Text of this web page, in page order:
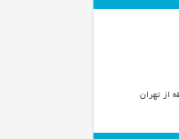
از تهران